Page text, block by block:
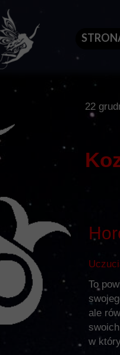
22
To
ale
w